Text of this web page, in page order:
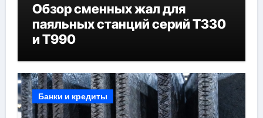
Обзор сменных жал для
паяльных станций серий T330
и T990
Банки и кредиты